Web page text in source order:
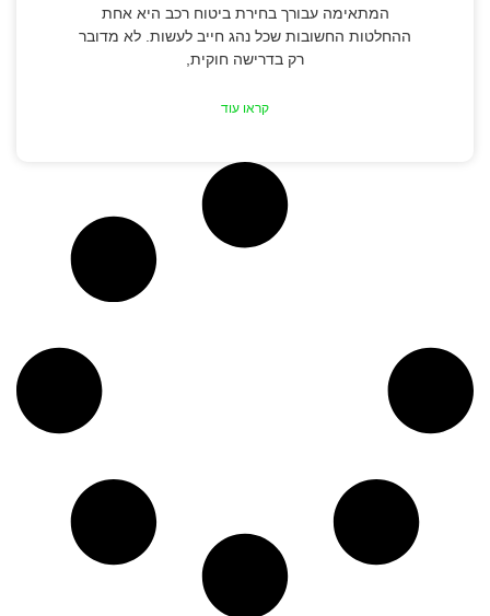
המתאימה עבורך בחירת ביטוח רכב היא אחת
ההחלטות החשובות שכל נהג חייב לעשות. לא מדובר
רק בדרישה חוקית,
קראו עוד